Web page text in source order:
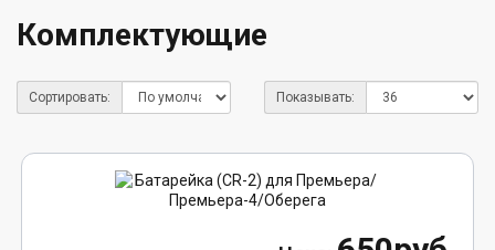
Комплектующие
Сортировать: Показывать: